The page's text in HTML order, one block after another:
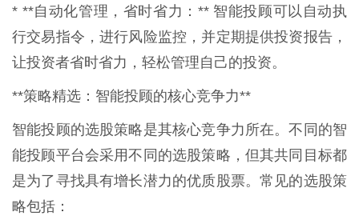
* **自动化管理，省时省力：** 智能投顾可以自动执
行交易指令，进行风险监控，并定期提供投资报告，
让投资者省时省力，轻松管理自己的投资。
**策略精选：智能投顾的核心竞争力**
智能投顾的选股策略是其核心竞争力所在。不同的智
能投顾平台会采用不同的选股策略，但其共同目标都
是为了寻找具有增长潜力的优质股票。常见的选股策
略包括：